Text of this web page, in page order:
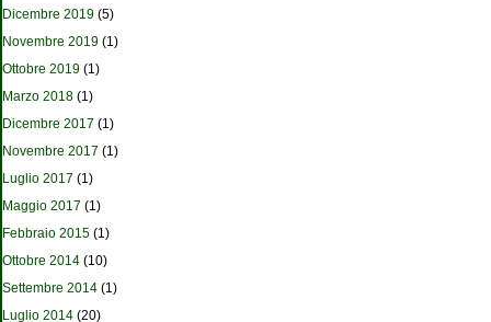
Dicembre 2019 (5)
Novembre 2019 (1)
Ottobre 2019 (1)
Marzo 2018 (1)
Dicembre 2017 (1)
Novembre 2017 (1)
Luglio 2017 (1)
Maggio 2017 (1)
Febbraio 2015 (1)
Ottobre 2014 (10)
Settembre 2014 (1)
Luglio 2014 (20)